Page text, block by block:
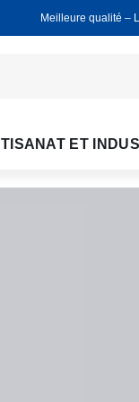
Meilleure qualité ‒
ET